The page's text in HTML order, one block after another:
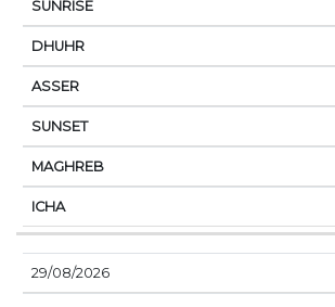
29/08/2026